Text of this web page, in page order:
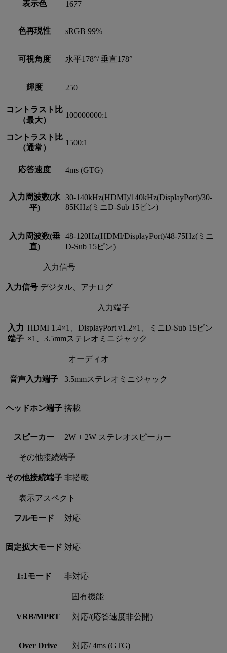
表示色 1677
色再現性 sRGB 99%
可視角度 水平178°/ 垂直178°
輝度 250
コントラスト比
（最大）
100000000:1
コントラスト比
（通常）
1500:1
応答速度 4ms (GTG)
入力周波数(水
平)
30-140kHz(HDMI)/140kHz(DisplayPort)/30-
85KHz(ミニD-Sub 15ピン)
入力周波数(垂
直)
48-120Hz(HDMI/DisplayPort)/48-75Hz(ミニ
D-Sub 15ピン)
入力信号
入力信号 デジタル、アナログ
入力端子
入力
端子
HDMI 1.4×1、DisplayPort v1.2×1、ミニD-Sub 15ピン
×1、3.5mmステレオミニジャック
オーディオ
音声入力端子 3.5mmステレオミニジャック
ヘッドホン端子 搭載
スピーカー 2W + 2W ステレオスピーカー
その他接続端子
その他接続端子 非搭載
表示アスペクト
フルモード 対応
固定拡大モード 対応
1:1モード 非対応
固有機能
VRB/MPRT 対応/(応答速度非公開)
Over Drive 対応/ 4ms (GTG)